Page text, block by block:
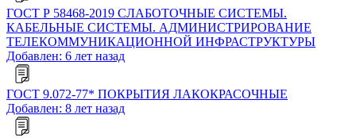
ГОСТ Р 58468-2019 СЛАБОТОЧНЫЕ СИСТЕМЫ.
КАБЕЛЬНЫЕ СИСТЕМЫ. АДМИНИСТРИРОВАНИЕ
ТЕЛЕКОММУНИКАЦИОННОЙ ИНФРАСТРУКТУРЫ
Добавлен: 6 лет назад
ГОСТ 9.072-77* ПОКРЫТИЯ ЛАКОКРАСОЧНЫЕ
Добавлен: 8 лет назад